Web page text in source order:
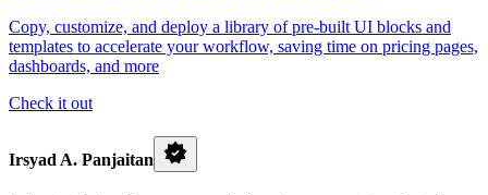
Copy, customize, and deploy a library of pre-built UI blocks and
templates to accelerate your workflow, saving time on pricing pages,
dashboards, and more
Check it out
Irsyad A. Panjaitan